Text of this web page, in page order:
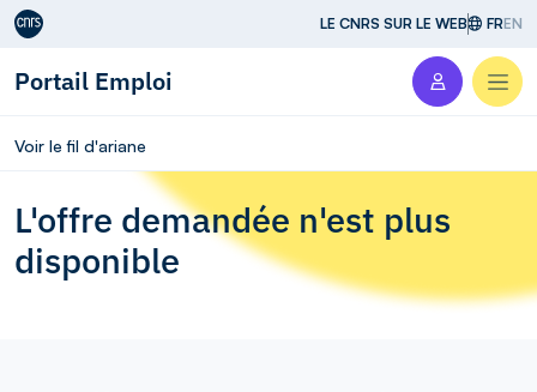
Aller au contenu LE CNRS SUR LE WEB FREN
Portail Emploi
Voir le fil d'ariane
L'offre demandée n'est plus
disponible